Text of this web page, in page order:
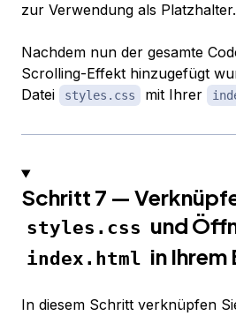
zur Verwendung als Platzhalter.
Nachdem nun der gesamte
Scrolling-Effekt hinzugefügt
Datei
styles.css mit Ihrer
Schritt 7 —
styles.css und
index.html in
In diesem Schritt verknüpfen